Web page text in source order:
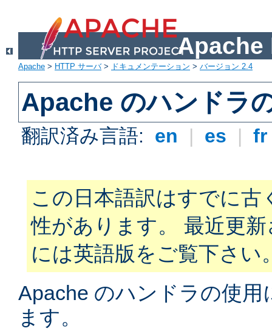
Apache
Apache > HTTP サーバ> ドキュメンテーション > バージョン 2.4
Apache のハンドラ
翻訳済み言語: en | es |
この日本語訳はすでに古
性があります。 最近更
には英語版をご覧下さい
Apache のハンドラの使
ます。